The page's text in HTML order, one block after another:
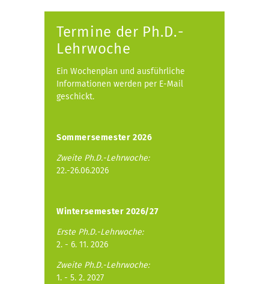
Termine der Ph.D.-
Lehrwoche
Ein Wochenplan und ausführliche
Informationen werden per E-Mail
geschickt.
Sommersemester 2026
Zweite Ph.D.-Lehrwoche:
22.-26.06.2026
Wintersemester 2026/27
Erste Ph.D.-Lehrwoche:
2. - 6. 11. 2026
Zweite Ph.D.-Lehrwoche:
1. - 5. 2. 2027